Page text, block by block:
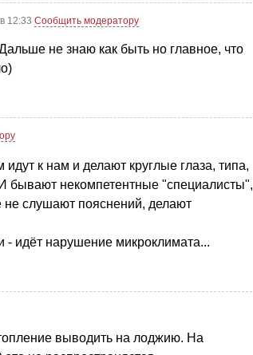
12:33Сообщить модератору
не знаю как быть но главное, что
к нам и делают круглые глаза, типа,
бывают некомпетентные "специалисты",
не слушают пояснений, делают
идёт нарушение микроклимата...
выводить на лоджию. На